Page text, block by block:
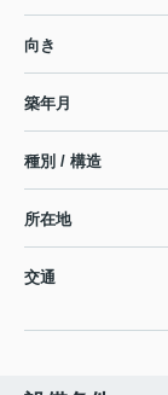
向き
築年月
種別 / 構造
所在地
交通